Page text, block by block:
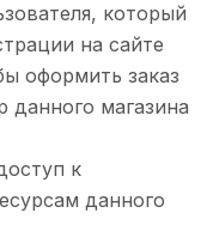
который
на сайте
оформить заказ
данного магазина
к
данного